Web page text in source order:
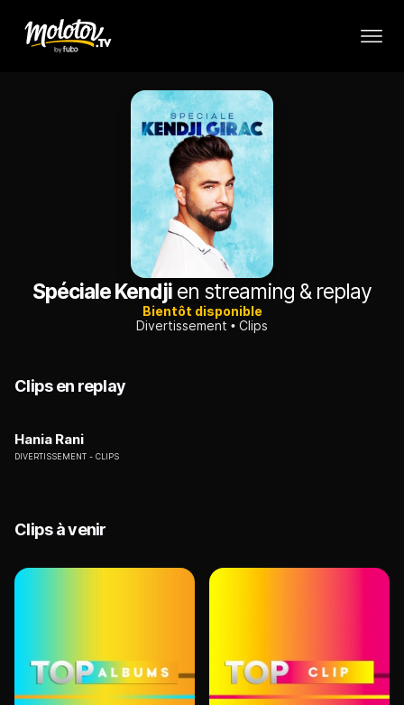
Spéciale Kendjien streaming & replay
Bientôt disponible
Divertissement
Clips
Clips en replay
Hania Rani
DIVERTISSEMENT CLIPS
Clips à venir